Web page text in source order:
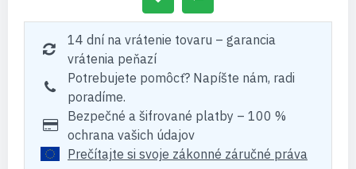
14 dní na vrátenie tovaru – garancia
vrátenia peňazí
Potrebujete pomôcť? Napíšte nám, radi
poradíme.
Bezpečné a šifrované platby – 100 %
ochrana vašich údajov
Prečítajte si svoje zákonné záručné práva